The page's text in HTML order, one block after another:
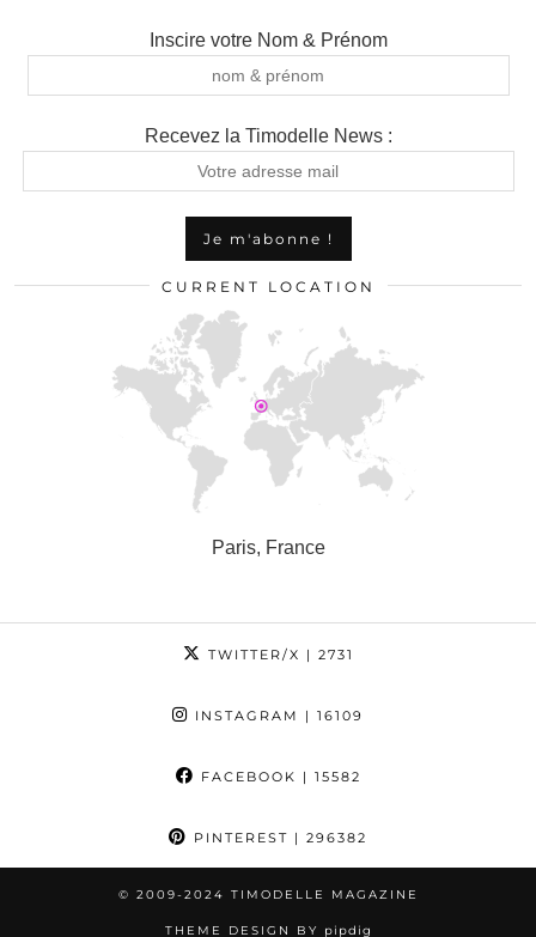
Inscire votre Nom & Prénom
Recevez la Timodelle News :
CURRENT LOCATION
Paris, France
TWITTER/X | 2731
INSTAGRAM | 16109
FACEBOOK | 15582
PINTEREST | 296382
© 2009-2024 TIMODELLE MAGAZINE
THEME DESIGN BY pipdig